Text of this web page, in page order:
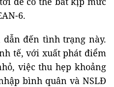
6.
dẫn đến tình trạng này.
tế, với xuất phát điểm
việc thu hẹp khoảng
bình quân và NSLĐ